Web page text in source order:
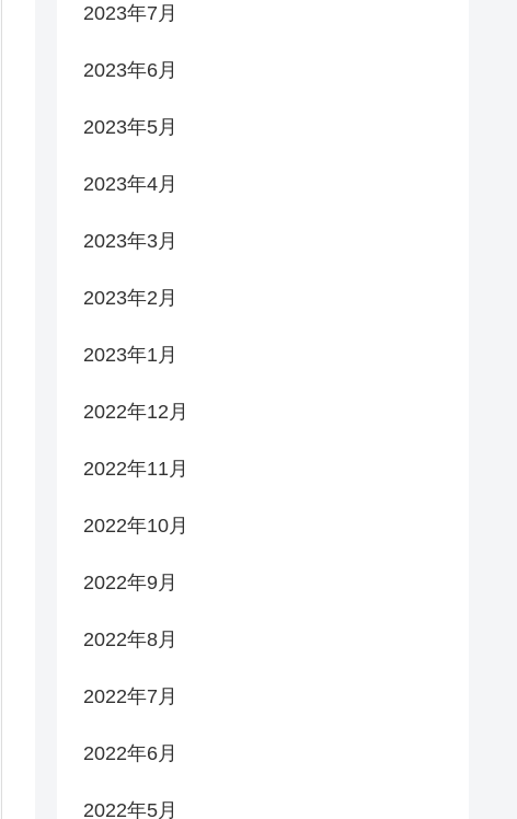
2023年7月
2023年6月
2023年5月
2023年4月
2023年3月
2023年2月
2023年1月
2022年12月
2022年11月
2022年10月
2022年9月
2022年8月
2022年7月
2022年6月
2022年5月